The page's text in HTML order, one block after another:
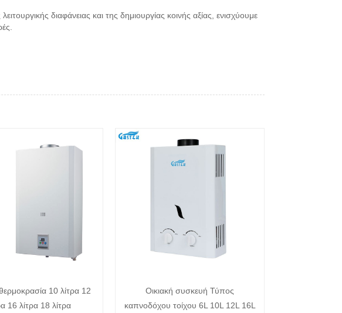
διαφάνειας και της δημιουργίας κοινής αξίας, ενισχύουμε
10 λίτρα 12
16 λίτρα 18 λίτρα
Οικιακή συσκευή Τύπος
καπνοδόχου τοίχου 6L 10L 12L 16L